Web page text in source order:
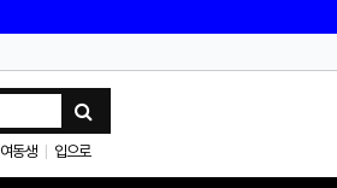
여동생 입으로